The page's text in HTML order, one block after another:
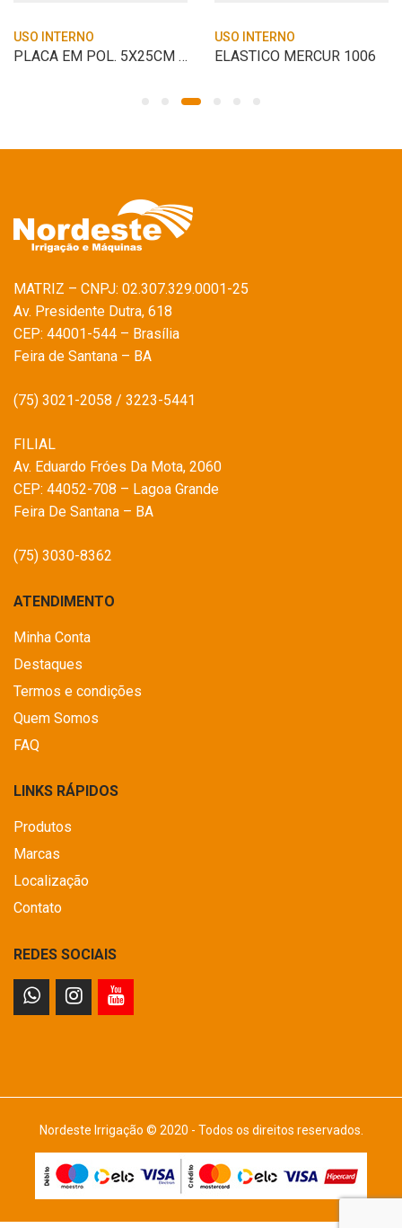
USO INTERNO
PLACA EM POL. 5X25CM SAIDA
USO INTERNO
ELASTICO MERCUR 1006
MATRIZ – CNPJ: 02.307.329.0001-25
Av. Presidente Dutra, 618
CEP: 44001-544 – Brasília
Feira de Santana – BA
(75) 3021-2058 / 3223-5441
FILIAL
Av. Eduardo Fróes Da Mota, 2060
CEP: 44052-708 – Lagoa Grande
Feira De Santana – BA
(75) 3030-8362
ATENDIMENTO
Minha Conta
Destaques
Termos e condições
Quem Somos
FAQ
LINKS RÁPIDOS
Produtos
Marcas
Localização
Contato
REDES SOCIAIS
Nordeste Irrigação © 2020 - Todos os direitos reservados.